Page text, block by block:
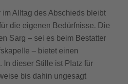
im Alltag des Abschieds bleibt
die eigenen Bedürfnisse. Die
Sarg – sei es beim Bestatter
– bietet einen
In dieser Stille ist Platz für
bis dahin ungesagt